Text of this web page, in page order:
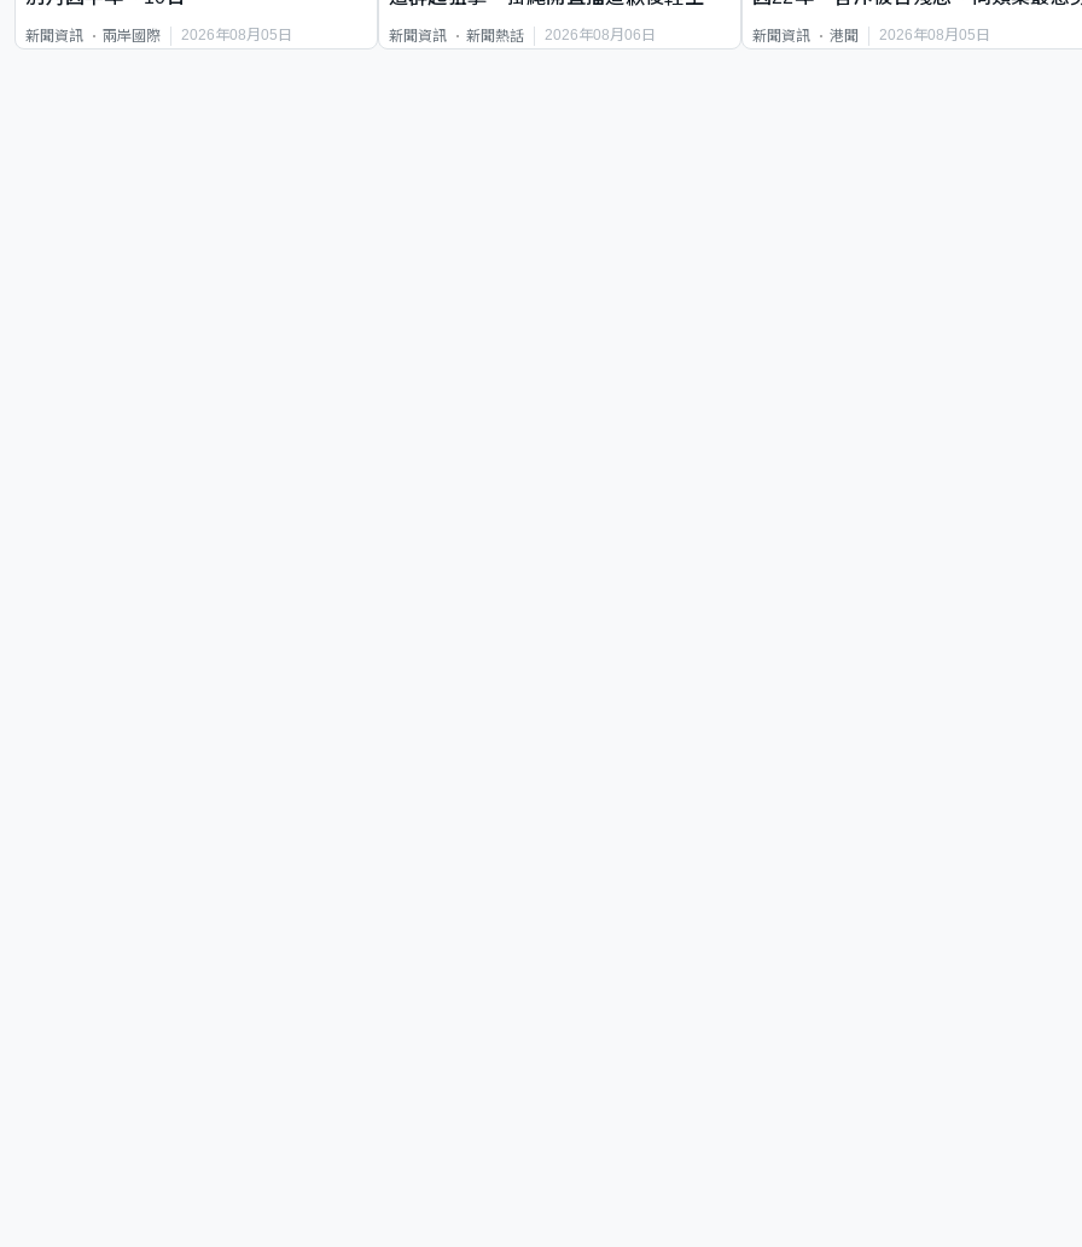
新聞資訊 兩岸國際 2026年08月05日 新聞資訊 新聞熱話 2026年08月06日 新聞資訊 港聞 2026年08月05日